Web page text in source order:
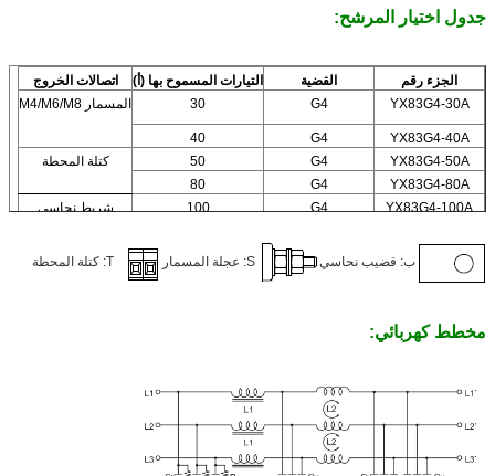
جدول اختيار المرشح:
الجزء رقم القضية التيارات المسموح بها (أ)
اتصالات الخروج
YX83G4-30A
G4
30 المسمار M4/M6/M8
YX83G4-40A
G4
40
YX83G4-50A
G4
50
كتلة المحطة
YX83G4-80A
G4
80
YX83G4-100A
G4
100 شريط نحاسي
ب: قضيب نحاسي S: عجلة المسمار T: كتلة المحطة
مخطط كهربائي: